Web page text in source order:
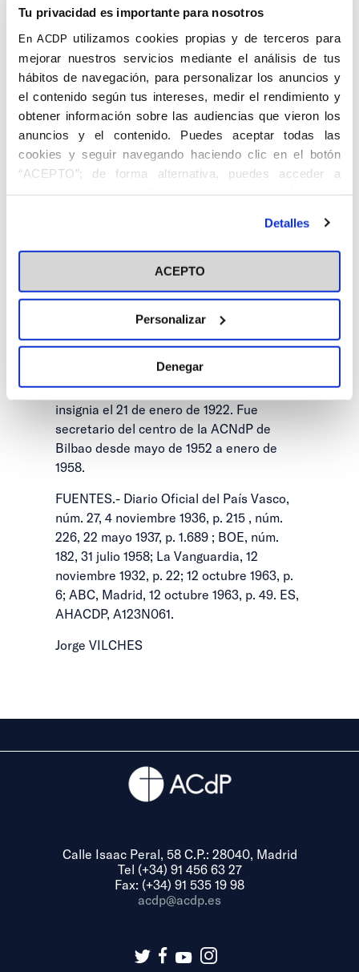
Tu privacidad es importante para nosotros
En ACDP utilizamos cookies propias y de terceros para
mejorar nuestros servicios mediante el análisis de tus
hábitos de navegación, para personalizar los anuncios y
el contenido según tus intereses, medir el rendimiento y
obtener información sobre las audiencias que vieron los
anuncios y el contenido. Puedes aceptar todas las
cookies y seguir navegando haciendo clic en el botón
“ACEPTO”; de forma alternativa, puedes acceder a
información más detallada y cambiar tus preferencias
en el botón "Personalizar". Para más información puedes
visitar nuestra Política de Cookies
Detalles
ACEPTO
Personalizar
Denegar
GARBAYO Y RUEDA, Fermín. Soria,
16.XII.1894 – I.1965. Abogado.
En 1936 era Juez de Instrucción del
Juzgado núm. 1 de Bilbao y su partido.
Antes lo había sido de la localidad navarra
de Tudela. En 1937 fue nombrado Juez
Evasión y Ocultación de Capitales en
Audiencia Territorial de Palma de
de San Raimundo de Peñafort. Fue
nombrado en 1963 Presidente de la
Audiencia Territorial de Pamplona.
Se inscribió en el centro de Zaragoza de la
ACNdP en 1918. Le fue impuesta la
insignia el 21 de enero de 1922. Fue
secretario del centro de la ACNdP de
Bilbao desde mayo de 1952 a enero de
1958.
FUENTES.- Diario Oficial del País Vasco,
núm. 27, 4 noviembre 1936, p. 215 , núm.
226, 22 mayo 1937, p. 1.689 ; BOE, núm.
182, 31 julio 1958; La Vanguardia, 12
noviembre 1932, p. 22; 12 octubre 1963, p.
6; ABC, Madrid, 12 octubre 1963, p. 49. ES,
AHACDP, A123N061.
Jorge VILCHES
Calle Isaac Peral, 58 C.P.: 28040, Madrid
Tel (+34) 91 456 63 27
Fax: (+34) 91 535 19 98
acdp@acdp.es